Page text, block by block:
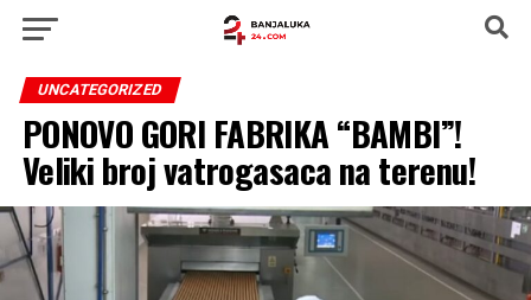
UNCATEGORIZED
PONOVO GORI FABRIKA “BAMBI”!
Veliki broj vatrogasaca na terenu!